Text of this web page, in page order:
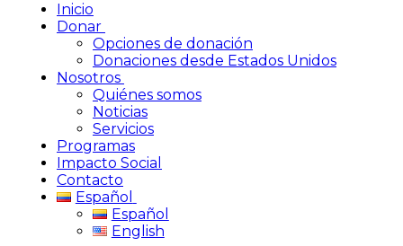
Inicio
Donar
Opciones de donación
Donaciones desde Estados Unidos
Nosotros
Quiénes somos
Noticias
Servicios
Programas
Impacto Social
Contacto
Español
Español
English